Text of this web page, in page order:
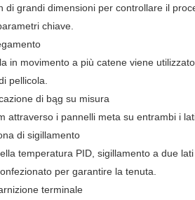
di grandi dimensioni per controllare il
chiave.
in movimento a più catene viene
pellicola.
di bąg su misura
attraverso i pannelli meta su entrambi i
di sigillamento
temperatura PID, sigillamento a due
per garantire la tenuta.
terminale